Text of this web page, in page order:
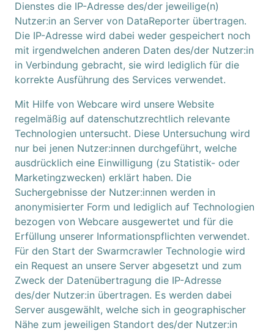
Dienstes die IP-Adresse des/der jeweilige(n)
Nutzer:in an Server von DataReporter übertragen.
Die IP-Adresse wird dabei weder gespeichert noch
mit irgendwelchen anderen Daten des/der Nutzer:in
in Verbindung gebracht, sie wird lediglich für die
korrekte Ausführung des Services verwendet.
Mit Hilfe von Webcare wird unsere Website
regelmäßig auf datenschutzrechtlich relevante
Technologien untersucht. Diese Untersuchung wird
nur bei jenen Nutzer:innen durchgeführt, welche
ausdrücklich eine Einwilligung (zu Statistik- oder
Marketingzwecken) erklärt haben. Die
Suchergebnisse der Nutzer:innen werden in
anonymisierter Form und lediglich auf Technologien
bezogen von Webcare ausgewertet und für die
Erfüllung unserer Informationspflichten verwendet.
Für den Start der Swarmcrawler Technologie wird
ein Request an unsere Server abgesetzt und zum
Zweck der Datenübertragung die IP-Adresse
des/der Nutzer:in übertragen. Es werden dabei
Server ausgewählt, welche sich in geographischer
Nähe zum jeweiligen Standort des/der Nutzer:in